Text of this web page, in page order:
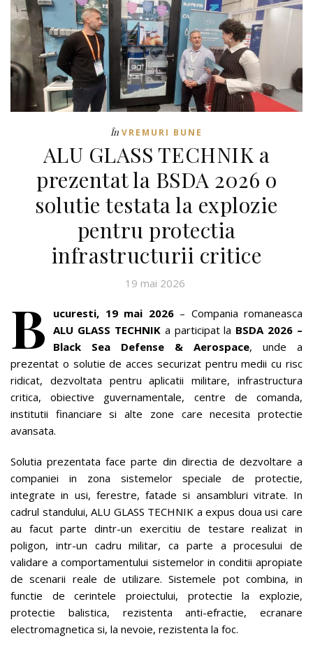
În VREMURI BUNE
ALU GLASS TECHNIK a
prezentat la BSDA 2026 o
solutie testata la explozie
pentru protectia
infrastructurii critice
19 mai 2026
B ucuresti, 19 mai 2026– Compania romaneasca
ALU GLASS TECHNIKa participat la BSDA 2026 –
Black Sea Defense & Aerospace, unde a
prezentat o solutie de acces securizat pentru medii cu risc
ridicat, dezvoltata pentru aplicatii militare, infrastructura
critica, obiective guvernamentale, centre de comanda,
institutii financiare si alte zone care necesita protectie
avansata.
Solutia prezentata face parte din directia de dezvoltare a
companiei in zona sistemelor speciale de protectie,
integrate in usi, ferestre, fatade si ansambluri vitrate. In
cadrul standului, ALU GLASS TECHNIK a expus doua usi care
au facut parte dintr-un exercitiu de testare realizat in
poligon, intr-un cadru militar, ca parte a procesului de
validare a comportamentului sistemelor in conditii apropiate
de scenarii reale de utilizare. Sistemele pot combina, in
functie de cerintele proiectului, protectie la explozie,
protectie balistica, rezistenta anti-efractie, ecranare
electromagnetica si, la nevoie, rezistenta la foc.